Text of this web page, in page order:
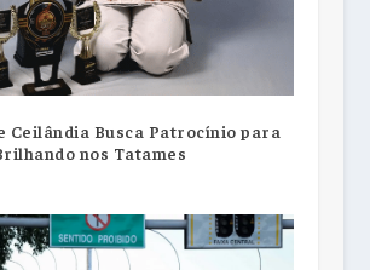
Ceilândia Busca Patrocínio para
nos Tatames